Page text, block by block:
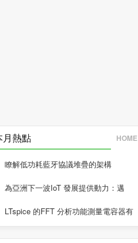
月熱點 HOME
瞭解低功耗藍牙協議堆疊的架構
為亞洲下一波IoT 發展提供動力：邁
LTspice 的FFT 分析功能測量電容器有